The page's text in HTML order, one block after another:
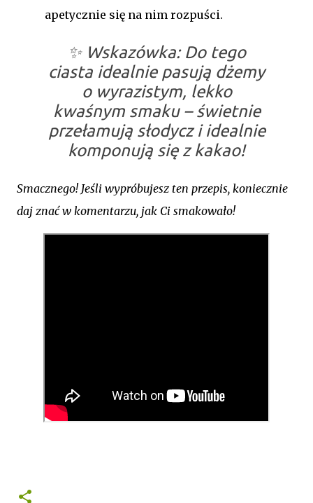
apetycznie się na nim rozpuści.
✨ Wskazówka:Do tego
ciasta idealnie pasują dżemy
o wyrazistym, lekko
kwaśnym smaku – świetnie
przełamują słodycz i idealnie
komponują się z kakao!
Smacznego! Jeśli wypróbujesz ten przepis, koniecznie
daj znać w komentarzu, jak Ci smakowało!